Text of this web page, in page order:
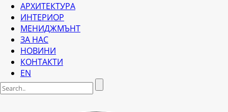
АРХИТЕКТУРА
ИНТЕРИОР
МЕНИДЖМЪНТ
ЗА НАС
НОВИНИ
КОНТАКТИ
EN